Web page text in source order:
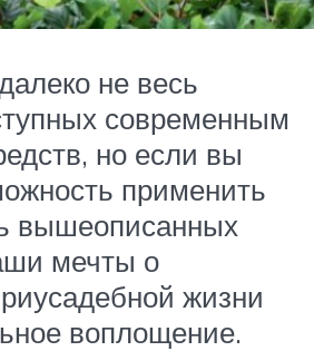
не весь
современным
но если вы
применить
вышеописанных
мечты о
жизни
воплощение.